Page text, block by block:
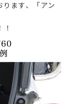
ます、「アン